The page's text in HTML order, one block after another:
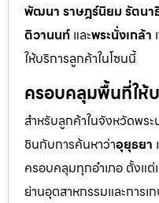
พัฒนา ราษฎร์นิยม รัตนา
ติวานนท์ และพระนั่งเกล้า
ให้บริการลูกค้าในโซนนี้
ครอบคลุมพื้นที่ให้
สำหรับลูกค้าในจังหวัดพร
ชินกับการค้นหาว่าอุยุธยา
ครอบคลุมทุกอำเภอ ตั้งแต่
ย่านอุตสาหกรรมและการเ